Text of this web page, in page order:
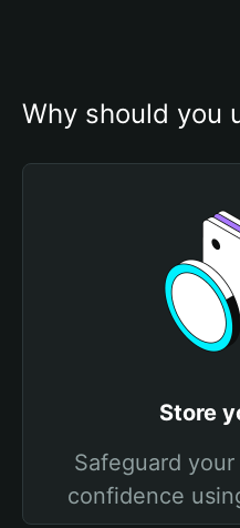
Why should you
Store
Safeguard
confidence